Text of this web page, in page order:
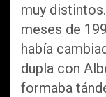
muy
meses de
había
dupla con
formaba